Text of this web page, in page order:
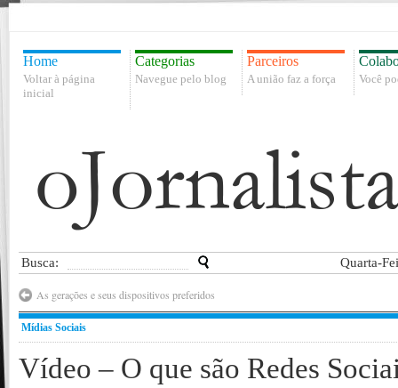
Home
Voltar à página
inicial
Categorias
Navegue pelo blog
Parceiros
A união faz a força Você
Busca: Quarta-
As gerações e seus dispositivos preferidos
Mídias Sociais
Vídeo – O que são Redes